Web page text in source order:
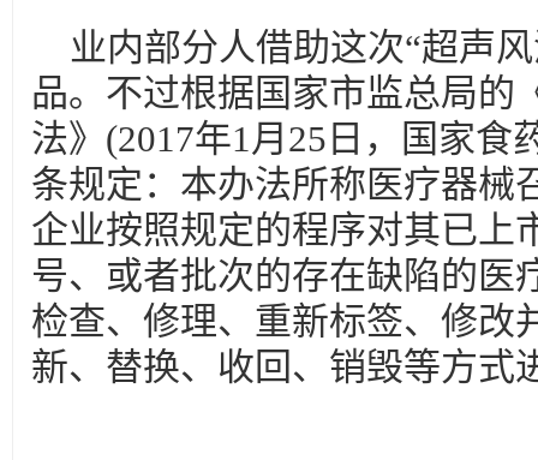
业内部分人借助这次“超声
品。不过根据国家市监总局的
法》(2017年1月25日，国家食
条规定：本办法所称医疗器械
企业按照规定的程序对其已上
号、或者批次的存在缺陷的医
检查、修理、重新标签、修改
新、替换、收回、销毁等方式